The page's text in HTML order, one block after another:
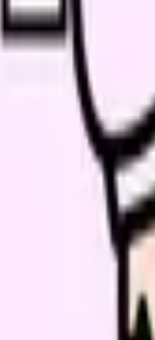
肢を確認できます。
善します。